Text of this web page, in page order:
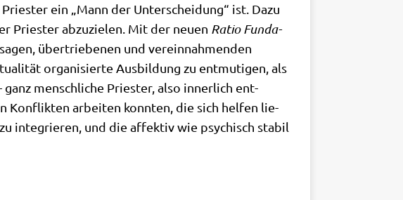
ein „Mann der Unter­schei­dung“ ist. Dazu
Prie­ster abzu­zie­len. Mit der neu­en Ratio Fun­da­
über­trie­be­nen und ver­ein­nah­men­den
orga­ni­sier­te Aus­bil­dung zu ent­mu­ti­gen, als
ganz mensch­li­che Prie­ster, also inner­lich ent­
Kon­flik­ten arbei­ten konn­ten, die sich hel­fen lie­
inte­grie­ren, und die affek­tiv wie psy­chisch sta­bil